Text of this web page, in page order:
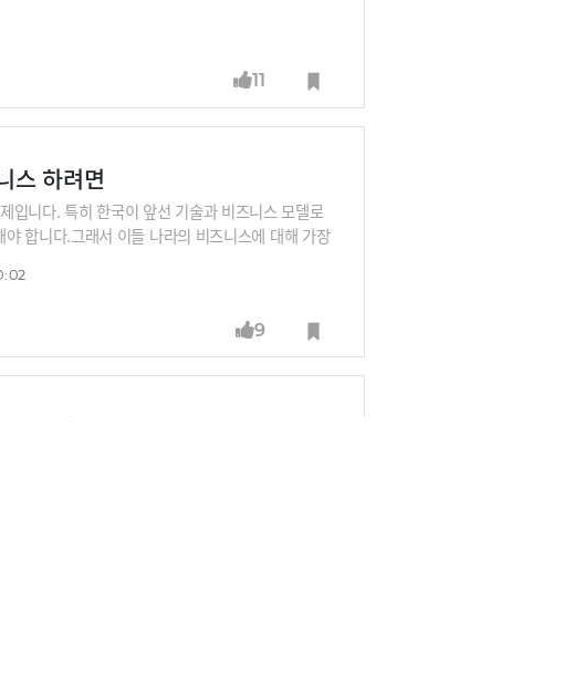
상하지 않고 적을 만들지 않으려는, 그래서 주요 사
11
스 하려면
입니다. 특히 한국이 앞선 기술과 비즈니스 모델로
합니다.그래서 이들 나라의 비즈니스에 대해 가장
려 주지 않은 베트남 비즈니스’를 출간한 '핑거비
해야 할까요?
9